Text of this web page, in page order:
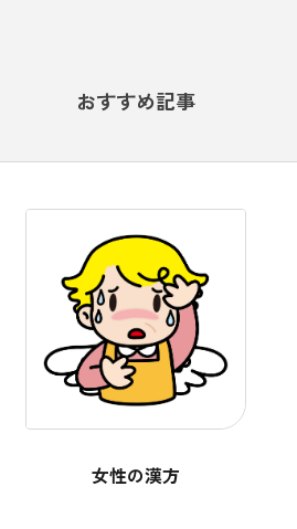
おすすめ記事
女性の漢方